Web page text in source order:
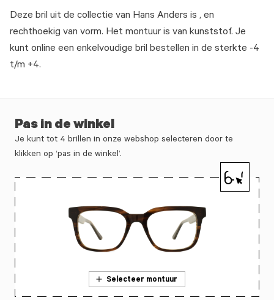
Deze bril uit de collectie van Hans Anders is , en
rechthoekig van vorm. Het montuur is van kunststof. Je
kunt online een enkelvoudige bril bestellen in de sterkte -4
t/m +4.
Pas in de winkel
Je kunt tot 4 brillen in onze webshop selecteren door te
klikken op ‘pas in de winkel’.
Selecteer montuur